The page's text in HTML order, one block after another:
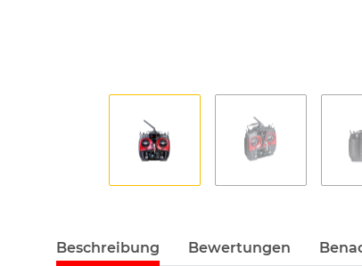
Beschreibung Bewertungen